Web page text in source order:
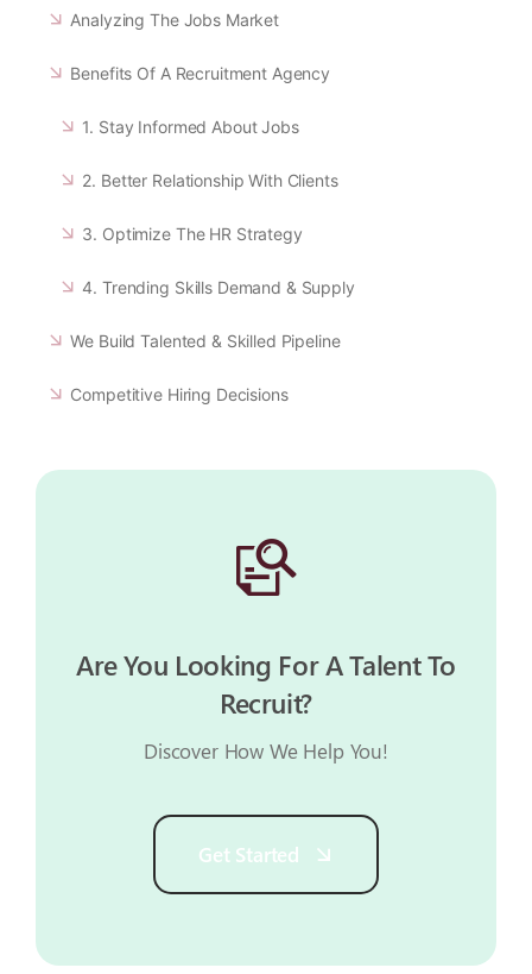
Analyzing The Jobs Market
Benefits Of A Recruitment Agency
1. Stay Informed About Jobs
2. Better Relationship With Clients
3. Optimize The HR Strategy
4. Trending Skills Demand & Supply
We Build Talented & Skilled Pipeline
Competitive Hiring Decisions
Are You Looking For A Talent To
Recruit?
Discover How We Help You!
Get Started